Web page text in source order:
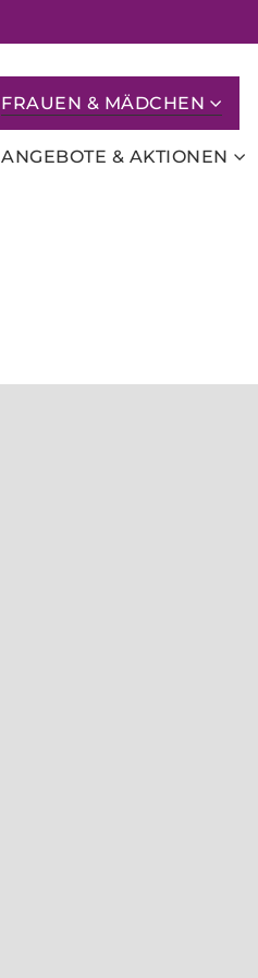
FRAUEN & MÄDCHEN
ANGEBOTE & AKTIONEN